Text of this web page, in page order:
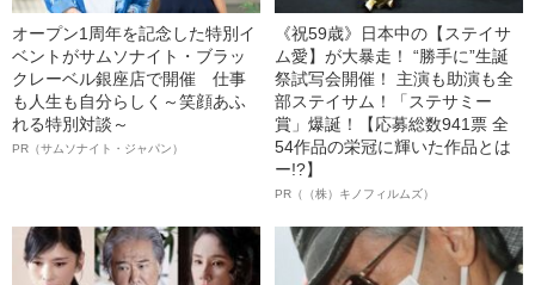
オープン1周年を記念した特別イ
ベントがサムソナイト・ブラッ
クレーベル銀座店で開催 仕事
も人生も自分らしく～笑顔あふ
れる特別対談～
PR（サムソナイト・ジャパン）
《祝59歳》日本中の【ステイサ
ム愛】が大暴走！ “勝手に”生誕
祭試写会開催！ 主演も助演も全
部ステイサム！「ステサミー
賞」爆誕！【応募総数941票 全
54作品の栄冠に輝いた作品とは
ー!?】
PR（（株）キノフィルムズ）